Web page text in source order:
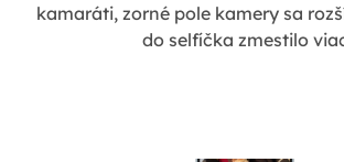
kamaráti, zorné pole kamery sa
do selfíčka zmestilo